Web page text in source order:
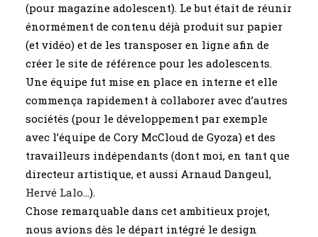
(pour magazine adolescent). Le but était de réunir
énormément de contenu déjà produit sur papier
(et vidéo) et de les transposer en ligne afin de
créer le site de référence pour les adolescents.
Une équipe fut mise en place en interne et elle
commença rapidement à collaborer avec d’autres
sociétés (pour le développement par exemple
avec l’équipe de Cory McCloud de Gyoza) et des
travailleurs indépendants (dont moi, en tant que
directeur artistique, et aussi Arnaud Dangeul,
Hervé Lalo…).
Chose remarquable dans cet ambitieux projet,
nous avions dès le départ intégré le design